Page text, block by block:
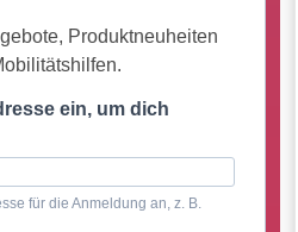
Produktneuheiten
ein, um dich
für die Anmeldung an, z. B.